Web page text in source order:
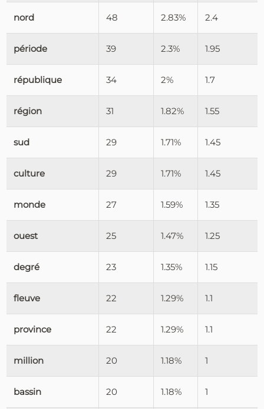
nord 48 2.83% 2.4
période 39 2.3% 1.95
république 34 2% 1.7
région 31 1.82% 1.55
sud 29 1.71% 1.45
culture 29 1.71% 1.45
monde 27 1.59% 1.35
ouest 25 1.47% 1.25
degré 23 1.35% 1.15
fleuve 22 1.29% 1.1
province 22 1.29% 1.1
million 20 1.18% 1
bassin 20 1.18% 1